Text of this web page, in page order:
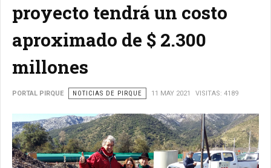
proyecto tendrá un costo
aproximado de $ 2.300
millones
PORTAL PIRQUE NOTICIAS DE PIRQUE 11 MAY 2021 VISITAS: 4189